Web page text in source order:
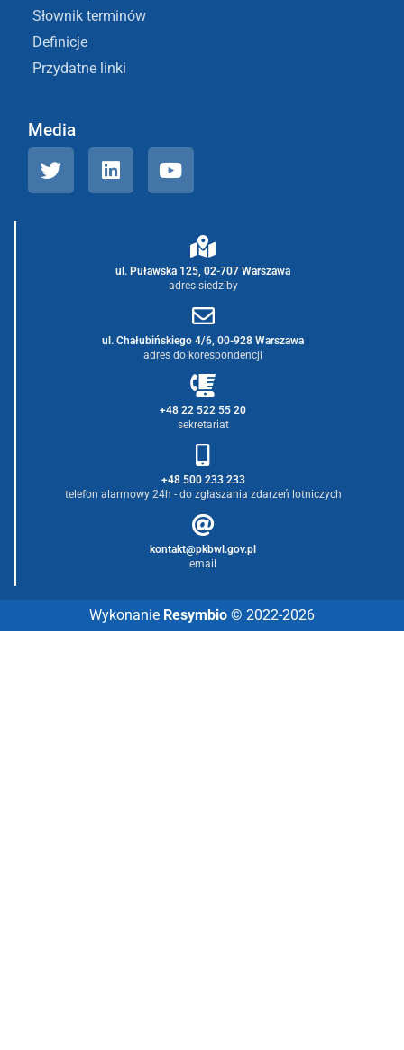
Słownik terminów
Definicje
Przydatne linki
Media
ul. Puławska 125, 02-707 Warszawa
adres siedziby
ul. Chałubińskiego 4/6, 00-928 Warszawa
adres do korespondencji
+48 22 522 55 20
sekretariat
+48 500 233 233
telefon alarmowy 24h - do zgłaszania zdarzeń lotniczych
kontakt@pkbwl.gov.pl
email
Wykonanie Resymbio © 2022-2026